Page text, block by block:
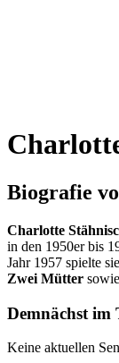
Biografie
Charlotte
in den 1950er bis
Jahr 1957 spielte
Zwei Mütter
Demnächst im
Keine aktuellen